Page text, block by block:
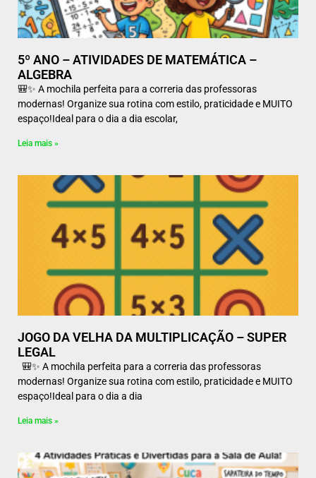
5º ANO – ATIVIDADES DE MATEMÁTICA –
ALGEBRA
🎒✨ A mochila perfeita para a correria das professoras
modernas! Organize sua rotina com estilo, praticidade e MUITO
espaço!Ideal para o dia a dia escolar,
Leia mais »
JOGO DA VELHA DA MULTIPLICAÇÃO – SUPER
LEGAL
🎒✨ A mochila perfeita para a correria das professoras
modernas! Organize sua rotina com estilo, praticidade e MUITO
espaço!Ideal para o dia a dia
Leia mais »